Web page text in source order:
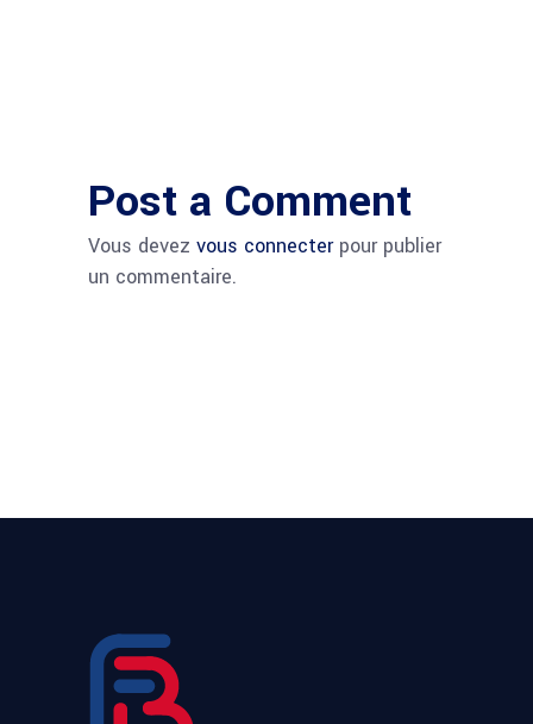
Post a Comment
Vous devez vous connecterpour publier
un commentaire.